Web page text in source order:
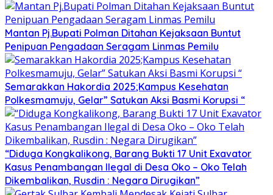
Mantan Pj.Bupati Polman Ditahan Kejaksaan Buntut
Penipuan Pengadaan Seragam Linmas Pemilu
Semarakkan Hakordia 2025;Kampus Kesehatan
Polkesmamuju, Gelar” Satukan Aksi Basmi Korupsi “
“Diduga Kongkalikong, Barang Bukti 17 Unit Exavator
Kasus Penambangan Ilegal di Desa Oko – Oko Telah
Dikembalikan, Rusdin : Negara Dirugikan”